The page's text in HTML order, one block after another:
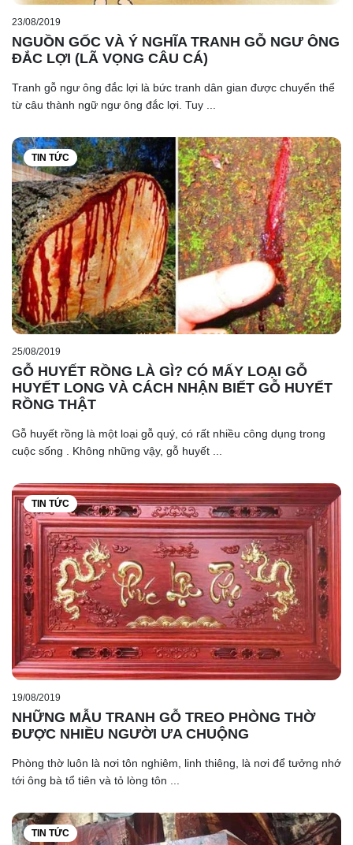
23/08/2019
NGUỒN GỐC VÀ Ý NGHĨA TRANH GỖ NGƯ ÔNG
ĐẮC LỢI (LÃ VỌNG CÂU CÁ)
Tranh gỗ ngư ông đắc lợi là bức tranh dân gian được chuyển thể
từ câu thành ngữ ngư ông đắc lợi. Tuy ...
TIN TỨC
25/08/2019
GỖ HUYẾT RỒNG LÀ GÌ? CÓ MẤY LOẠI GỖ
HUYẾT LONG VÀ CÁCH NHẬN BIẾT GỖ HUYẾT
RỒNG THẬT
Gỗ huyết rồng là một loại gỗ quý, có rất nhiều công dụng trong
cuộc sống . Không những vậy, gỗ huyết ...
TIN TỨC
19/08/2019
NHỮNG MẪU TRANH GỖ TREO PHÒNG THỜ
ĐƯỢC NHIỀU NGƯỜI ƯA CHUỘNG
Phòng thờ luôn là nơi tôn nghiêm, linh thiêng, là nơi để tưởng nhớ
tới ông bà tổ tiên và tỏ lòng tôn ...
TIN TỨC